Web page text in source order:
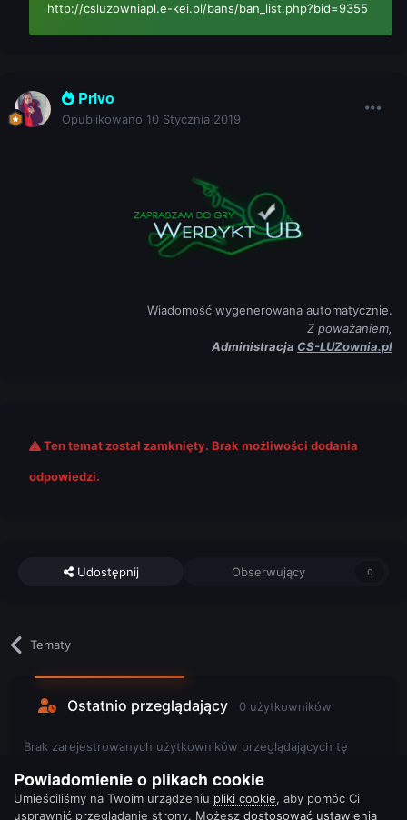
http://csluzowniapl.e-kei.pl/bans/ban_list.php?bid=9355
Privo
Opublikowano 10 Stycznia 2019
Wiadomość wygenerowana automatycznie.
Z poważaniem,
Administracja CS-LUZownia.pl
Ten temat został zamknięty. Brak możliwości dodania
odpowiedzi.
Udostępnij Obserwujący 0
Tematy
Ostatnio przeglądający 0 użytkowników
Brak zarejestrowanych użytkowników przeglądających tę
Powiadomienie o plikach cookie
Umieściliśmy na Twoim urządzeniu pliki cookie, aby pomóc Ci
usprawnić przeglądanie strony. Możesz dostosować ustawienia